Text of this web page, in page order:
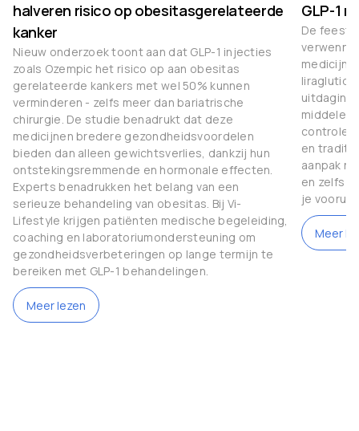
halveren risico op obesitasgerelateerde
kanker
Nieuw onderzoek toont aan dat GLP-1 injecties
zoals Ozempic het risico op aan obesitas
gerelateerde kankers met wel 50% kunnen
verminderen - zelfs meer dan bariatrische
chirurgie. De studie benadrukt dat deze
medicijnen bredere gezondheidsvoordelen
bieden dan alleen gewichtsverlies, dankzij hun
ontstekingsremmende en hormonale effecten.
Experts benadrukken het belang van een
serieuze behandeling van obesitas. Bij Vi-
Lifestyle krijgen patiënten medische begeleiding,
coaching en laboratoriumondersteuning om
gezondheidsverbeteringen op lange termijn te
bereiken met GLP-1 behandelingen.
Meer lezen
GLP-1
De
middelen
controle
en
aanpak
en zelfs
je
Meer